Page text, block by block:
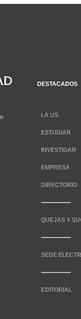
DESTACADOS
LA US
ESTUDIAR
INVESTIGAR
EMPRESA
DIRECTORIO
QUEJAS Y
SEDE
EDITORIAL